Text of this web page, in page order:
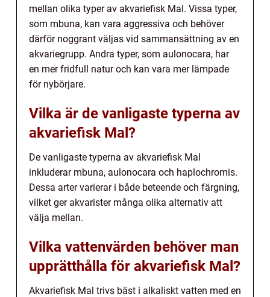
mellan olika typer av akvariefisk Mal. Vissa typer,
som mbuna, kan vara aggressiva och behöver
därför noggrant väljas vid sammansättning av en
akvariegrupp. Andra typer, som aulonocara, har
en mer fridfull natur och kan vara mer lämpade
för nybörjare.
Vilka är de vanligaste typerna av
akvariefisk Mal?
De vanligaste typerna av akvariefisk Mal
inkluderar mbuna, aulonocara och haplochromis.
Dessa arter varierar i både beteende och färgning,
vilket ger akvarister många olika alternativ att
välja mellan.
Vilka vattenvärden behöver man
upprätthålla för akvariefisk Mal?
Akvariefisk Mal trivs bäst i alkaliskt vatten med en